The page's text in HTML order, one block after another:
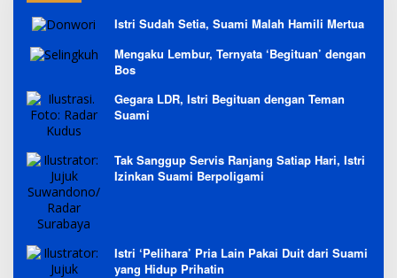
Istri Sudah Setia, Suami Malah Hamili Mertua
Mengaku Lembur, Ternyata ‘Begituan’ dengan
Bos
Gegara LDR, Istri Begituan dengan Teman
Suami
Tak Sanggup Servis Ranjang Satiap Hari, Istri
Izinkan Suami Berpoligami
Istri ‘Pelihara’ Pria Lain Pakai Duit dari Suami
yang Hidup Prihatin